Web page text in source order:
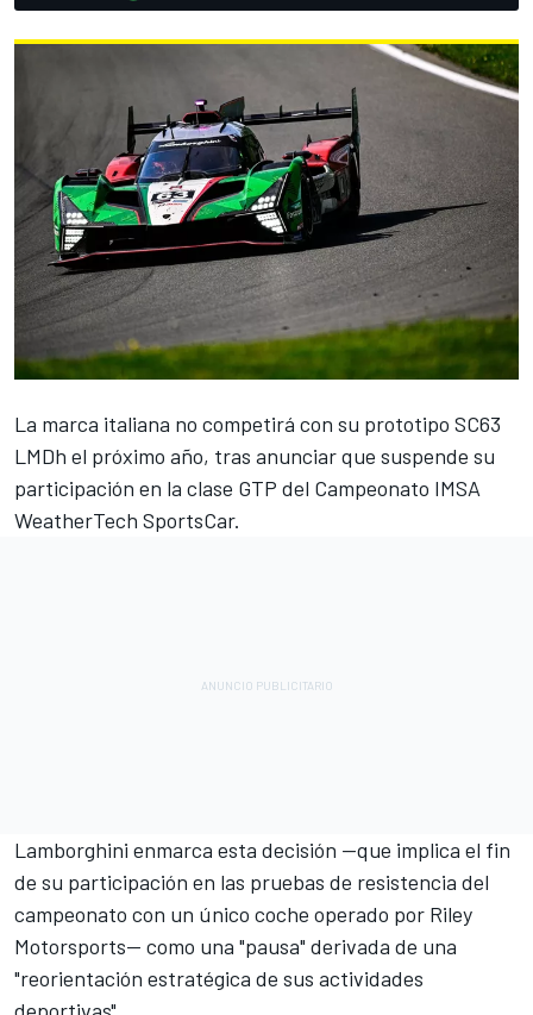
La marca italiana no competirá con su prototipo SC63
LMDh el próximo año, tras anunciar que suspende su
participación en la clase GTP del Campeonato IMSA
WeatherTech SportsCar.
Lamborghini enmarca esta decisión —que implica el fin
de su participación en las pruebas de resistencia del
campeonato con un único coche operado por Riley
Motorsports— como una "pausa" derivada de una
"reorientación estratégica de sus actividades